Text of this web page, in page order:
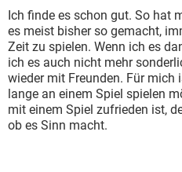
Ich finde es schon gut. So hat
es meist bisher so gemacht,
Zeit zu spielen. Wenn ich es
ich es auch nicht mehr
wieder mit Freunden. Für mich
lange an einem Spiel spielen
mit einem Spiel zufrieden ist,
ob es Sinn macht.